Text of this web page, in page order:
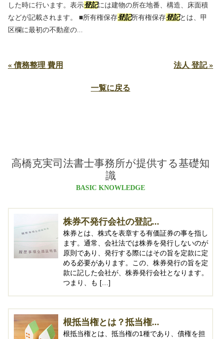
した時に行います。表示登記には建物の所在地番、構造、床面積
などが記載されます。 ■所有権保存登記所有権保存登記とは、甲
区欄に最初の不動産の...
« 債務整理 費用 法人 登記 »
一覧に戻る
高橋克実司法書士事務所が提供する基礎知
識
BASIC KNOWLEDGE
株券不発行会社の登記...
株券とは、株式を表章する有価証券の事を指し
ます。通常、会社法では株券を発行しないのが
原則であり、発行する際にはその旨を定款に定
める必要があります。この、株券発行の旨を定
款に記した会社が、株券発行会社となります。
つまり、も […]
根抵当権とは？抵当権...
根抵当権とは、抵当権の1種であり、債権を担